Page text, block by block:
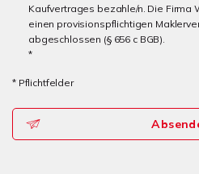
Kaufvertrages bezahle/n. Die Firma
einen provisionspflichtigen
abgeschlossen (§ 656 c BGB).
*
* Pflichtfelder